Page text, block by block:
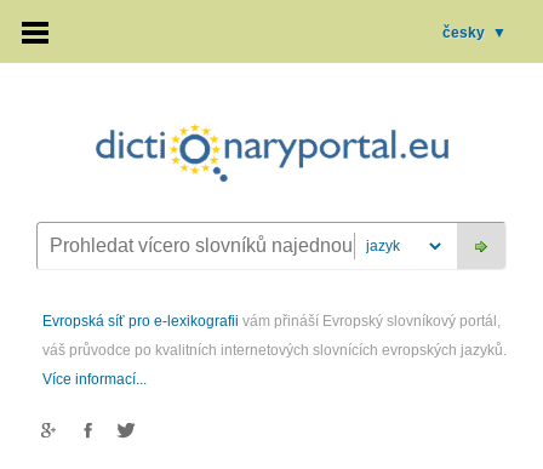
česky ▼
Evropská síť pro e-lexikografii vám přináší Evropský slovníkový portál,
váš průvodce po kvalitních internetových slovnících evropských jazyků.
Více informací...